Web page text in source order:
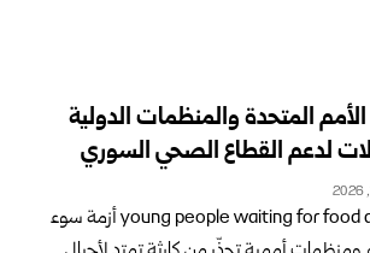
المتحدة والمنظمات الدولية
لدعم القطاع الصحي السوري